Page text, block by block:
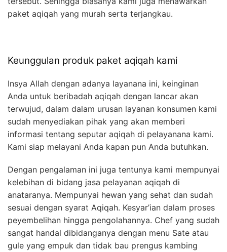
paket aqiqah yang murah serta terjangkau.
Keunggulan produk paket aqiqah kami
Insya Allah dengan adanya layanana ini, keinginan
Anda untuk beribadah aqiqah dengan lancar akan
terwujud, dalam dalam urusan layanan konsumen kami
sudah menyediakan pihak yang akan memberi
informasi tentang seputar aqiqah di pelayanana kami.
Kami siap melayani Anda kapan pun Anda butuhkan.
Dengan pengalaman ini juga tentunya kami mempunyai
kelebihan di bidang jasa pelayanan aqiqah di
anataranya. Mempunyai hewan yang sehat dan sudah
sesuai dengan syarat Aqiqah. Kesyar’ian dalam proses
peyembelihan hingga pengolahannya. Chef yang sudah
sangat handal dibidanganya dengan menu Sate atau
gule yang empuk dan tidak bau prengus kambing